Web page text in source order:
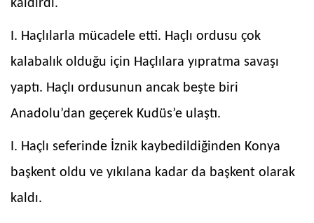
kaldırdı.
I. Haçlılarla mücadele etti. Haçlı ordusu çok
kalabalık olduğu için Haçlılara yıpratma savaşı
yaptı. Haçlı ordusunun ancak beşte biri
Anadolu’dan geçerek Kudüs’e ulaştı.
I. Haçlı seferinde İznik kaybedildiğinden Konya
başkent oldu ve yıkılana kadar da başkent olarak
kaldı.